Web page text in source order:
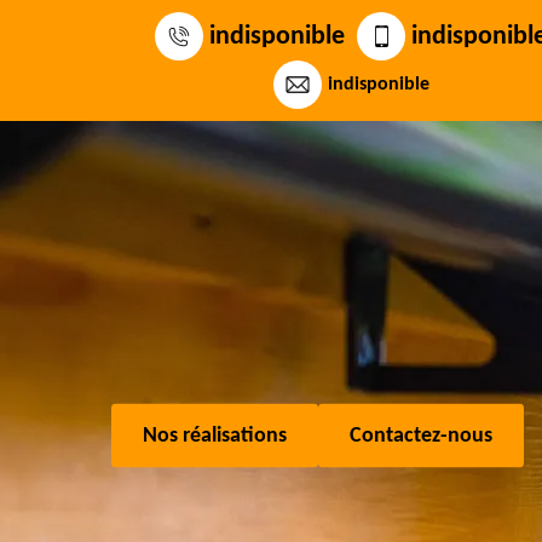
indisponible
indisponible
Nos réalisations Contactez-nous